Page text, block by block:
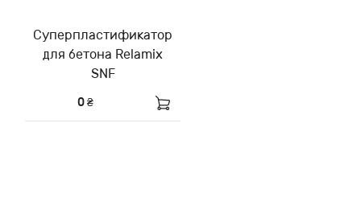
Суперпластификатор
для бетона Relamix
SNF
0 ₴